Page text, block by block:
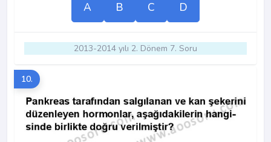
A B C D
2013-2014 yılı 2. Dönem 7. Soru
10.